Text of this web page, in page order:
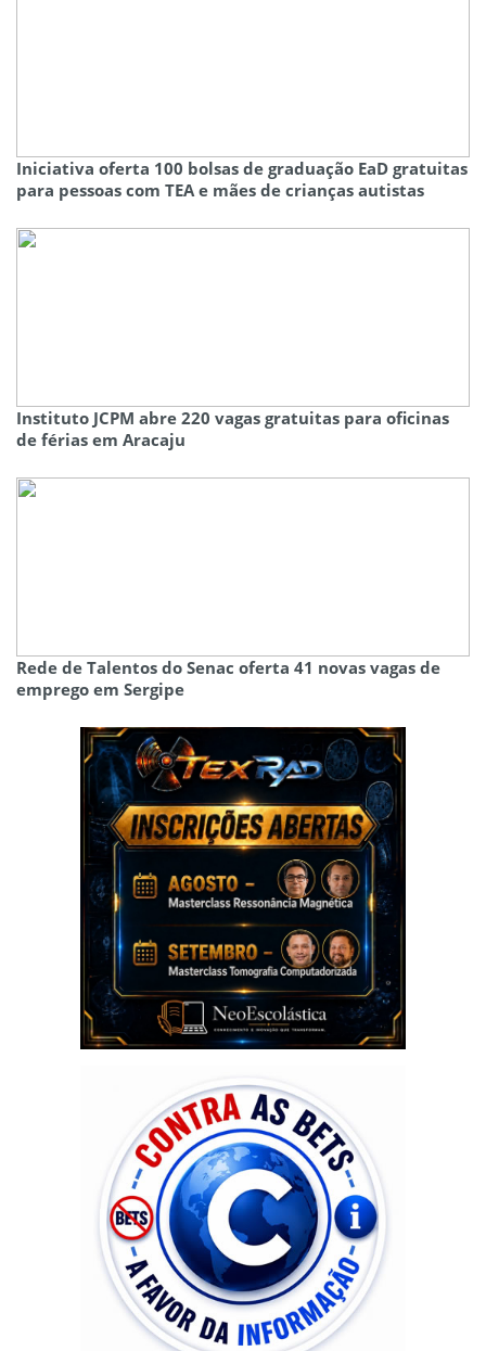
Iniciativa oferta 100 bolsas de graduação EaD gratuitas
para pessoas com TEA e mães de crianças autistas
Instituto JCPM abre 220 vagas gratuitas para oficinas
de férias em Aracaju
Rede de Talentos do Senac oferta 41 novas vagas de
emprego em Sergipe